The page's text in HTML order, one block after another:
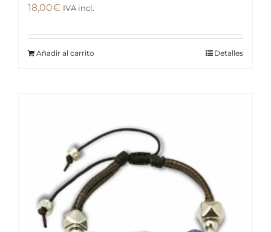
18,00€ IVA incl.
Añadir al carrito Detalles